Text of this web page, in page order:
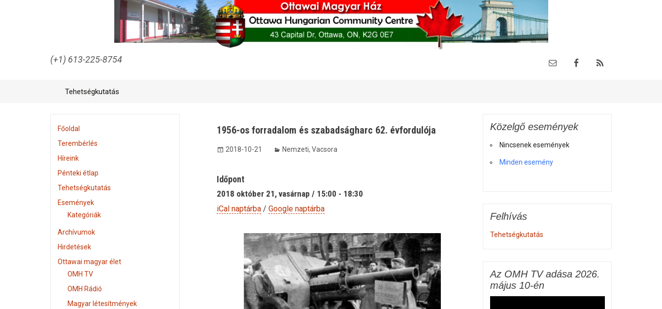
(+1) 613-225-8754
Tehetségkutatás
Főoldal
Terembérlés
Híreink
Pénteki étlap
Tehetségkutatás
Események
Kategóriák
Archívumok
Hirdetések
Ottawai magyar élet
OMH TV
OMH Rádió
Magyar létesítmények
1956-os forradalom és szabadságharc 62. évfordulója
2018-10-21 Nemzeti, Vacsora
Időpont
2018 október 21, vasárnap / 15:00 - 18:30
iCal naptárba/ Google naptárba
Közelgő események
Nincsenek események
Minden esemény
Felhívás
Tehetségkutatás
Az OMH TV adása 2026.
május 10-én